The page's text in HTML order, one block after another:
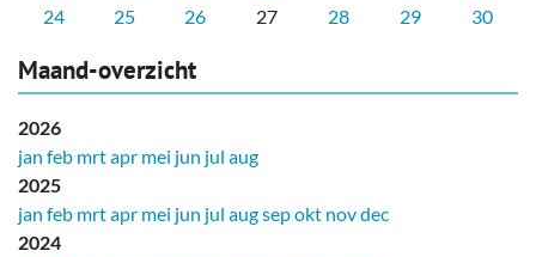
24
25 26 27 28 29 30
Maand-overzicht
2026
jan feb mrtapr mei jun jul aug
2025
jan feb mrtapr mei jun jul augsepokt novdec
2024